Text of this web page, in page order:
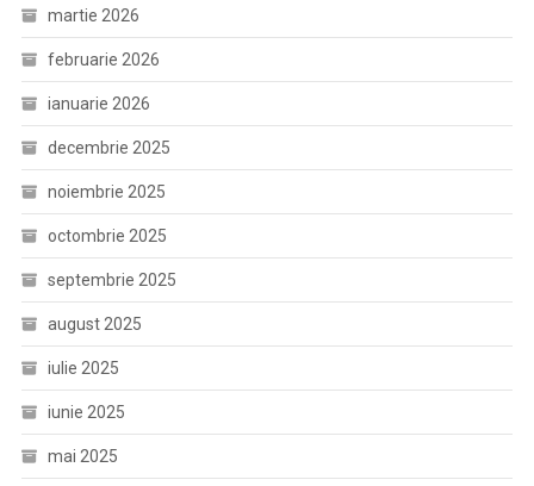
martie 2026
februarie 2026
ianuarie 2026
decembrie 2025
noiembrie 2025
octombrie 2025
septembrie 2025
august 2025
iulie 2025
iunie 2025
mai 2025